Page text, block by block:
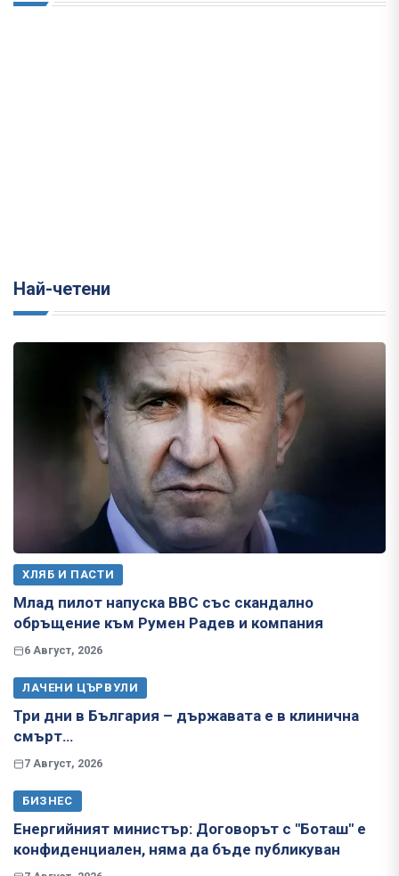
Най-четени
ХЛЯБ И ПАСТИ
Млад пилот напуска ВВС със скандално
обръщение към Румен Радев и компания
6 Август, 2026
ЛАЧЕНИ ЦЪРВУЛИ
Три дни в България – държавата е в клинична
смърт…
7 Август, 2026
БИЗНЕС
Енергийният министър: Договорът с "Боташ" е
конфиденциален, няма да бъде публикуван